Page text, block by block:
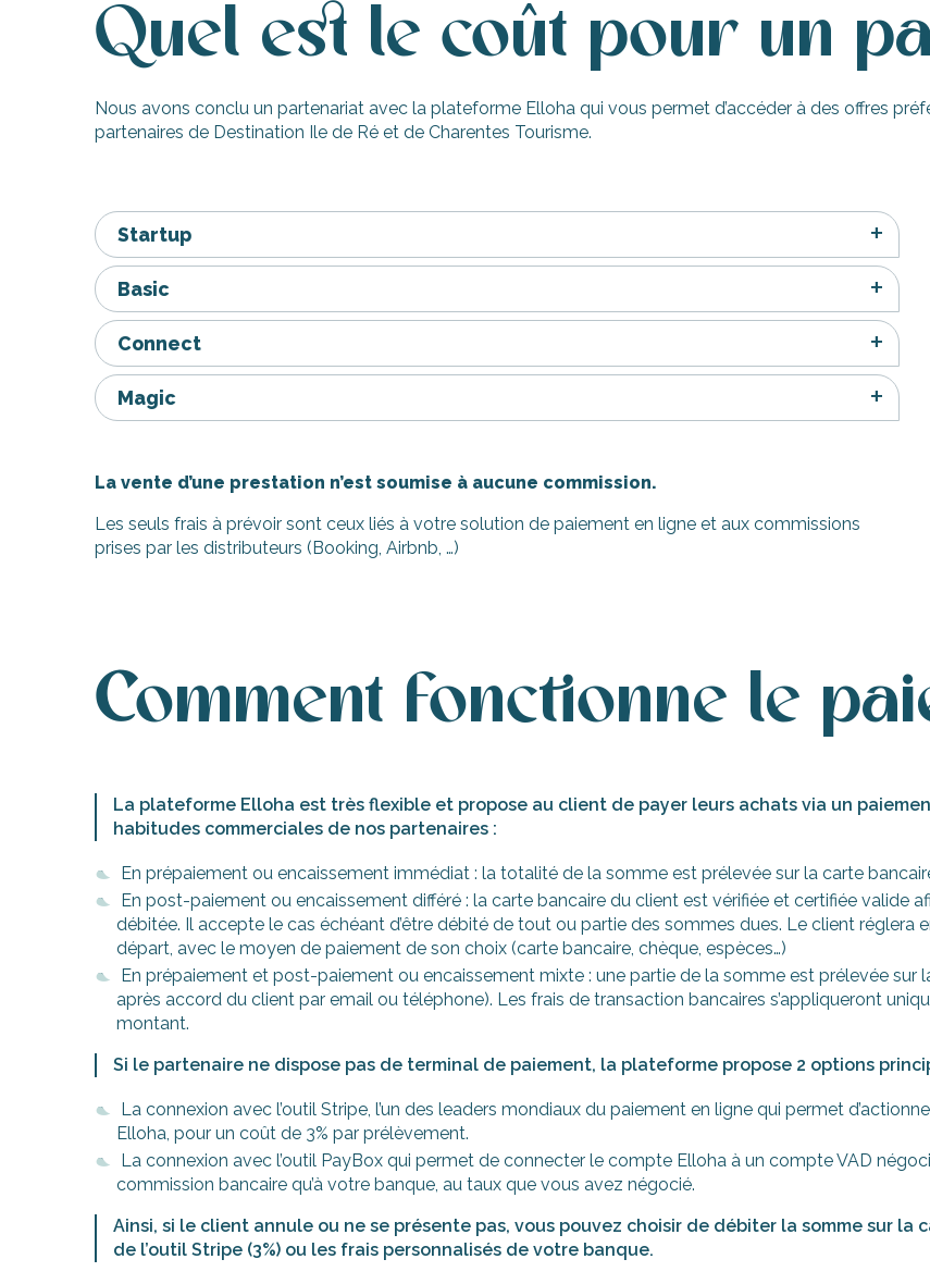
Quel est le coût pour un
Nous avons conclu un partenariat avec la plateforme Elloha qui vous permet d’accéder à des offres
partenaires de Destination Ile de Ré et de Charentes Tourisme.
Startup
Basic
Connect
Magic
La vente d’une prestation n’est soumise à aucune commission.
Les seuls frais à prévoir sont ceux liés à votre solution de paiement en ligne et aux commissions
prises par les distributeurs (Booking, Airbnb, …)
Comment fonctionne le
La plateforme Elloha est très flexible et propose au client de payer leurs achats via un
habitudes commerciales de nos partenaires :
En prépaiement ou encaissement immédiat : la totalité de la somme est prélevée sur la carte
En post-paiement ou encaissement différé : la carte bancaire du client est vérifiée et certifiée valide
débitée. Il accepte le cas échéant d’être débité de tout ou partie des sommes dues. Le client réglera
départ, avec le moyen de paiement de son choix (carte bancaire, chèque, espèces…)
En prépaiement et post-paiement ou encaissement mixte : une partie de la somme est prélevée
après accord du client par email ou téléphone). Les frais de transaction bancaires s’appliqueront
montant.
Si le partenaire ne dispose pas de terminal de paiement, la plateforme propose 2 options
La connexion avec l’outil Stripe, l’un des leaders mondiaux du paiement en ligne qui permet
Elloha, pour un coût de 3% par prélèvement.
La connexion avec l’outil PayBox qui permet de connecter le compte Elloha à un compte VAD
commission bancaire qu’à votre banque, au taux que vous avez négocié.
Ainsi, si le client annule ou ne se présente pas, vous pouvez choisir de débiter la somme sur
de l’outil Stripe (3%) ou les frais personnalisés de votre banque.